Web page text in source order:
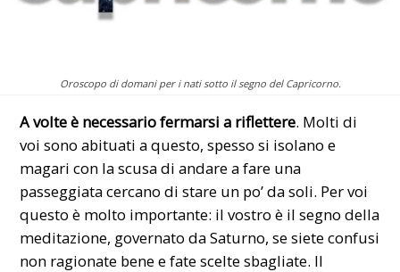
Oroscopo di domani per i nati sotto il segno del Capricorno.
A volte è necessario fermarsi a riflettere. Molti di
voi sono abituati a questo, spesso si isolano e
magari con la scusa di andare a fare una
passeggiata cercano di stare un po’ da soli. Per voi
questo è molto importante: il vostro è il segno della
meditazione, governato da Saturno, se siete confusi
non ragionate bene e fate scelte sbagliate. Il